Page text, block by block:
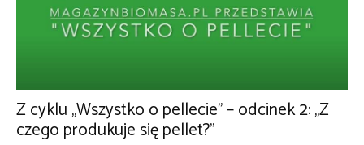
Z cyklu „Wszystko o pellecie” – odcinek 2: „Z
czego produkuje się pellet?”